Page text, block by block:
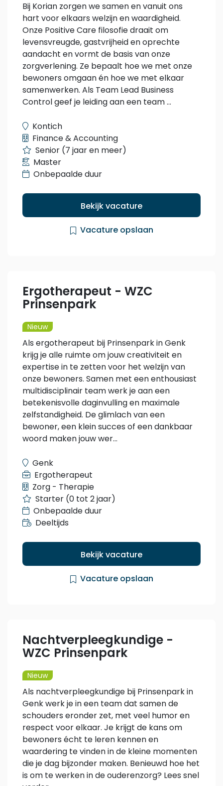
Bij Korian zorgen we samen en vanuit ons
hart voor elkaars welzijn en waardigheid.
Onze Positive Care filosofie draait om
levensvreugde, gastvrijheid en oprechte
aandacht en vormt de basis van onze
zorgverlening. Ze bepaalt hoe we met onze
bewoners omgaan én hoe we met elkaar
samenwerken. Als Team Lead Business
Control geef je leiding aan een team ...
Kontich
Finance & Accounting
Senior (7 jaar en meer)
Master
Onbepaalde duur
Bekijk vacature
Vacature opslaan
Ergotherapeut - WZC
Prinsenpark
Nieuw
Als ergotherapeut bij Prinsenpark in Genk
krijg je alle ruimte om jouw creativiteit en
expertise in te zetten voor het welzijn van
onze bewoners. Samen met een enthousiast
multidisciplinair team werk je aan een
betekenisvolle daginvulling en maximale
zelfstandigheid. De glimlach van een
bewoner, een klein succes of een dankbaar
woord maken jouw wer...
Genk
Ergotherapeut
Zorg - Therapie
Starter (0 tot 2 jaar)
Onbepaalde duur
Deeltijds
Bekijk vacature
Vacature opslaan
Nachtverpleegkundige -
WZC Prinsenpark
Nieuw
Als nachtverpleegkundige bij Prinsenpark in
Genk werk je in een team dat samen de
schouders eronder zet, met veel humor en
respect voor elkaar. Je krijgt de kans om
bewoners écht te leren kennen en
waardering te vinden in de kleine momenten
die je dag bijzonder maken. Benieuwd hoe het
is om te werken in de ouderenzorg? Lees snel